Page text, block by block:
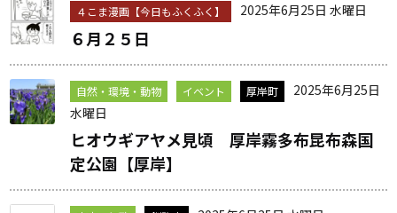
４こま漫画【今日もふくふく】 2025年6月25日 水曜日
６月２５日
自然・環境・動物 イベント 厚岸町
2025年6月25日
水曜日
ヒオウギアヤメ見頃 厚岸霧多布昆布森国
定公園【厚岸】